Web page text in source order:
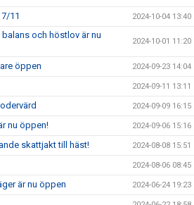
11 2024-10-04 13:40
och höstlov är nu
2024-10-01 11:20
öppen 2024-09-23 14:04
2024-09-11 13:11
2024-09-09 16:15
nu öppen! 2024-09-06 15:16
skattjakt till häst! 2024-08-08 15:51
2024-08-06 08:45
är nu öppen 2024-06-24 19:23